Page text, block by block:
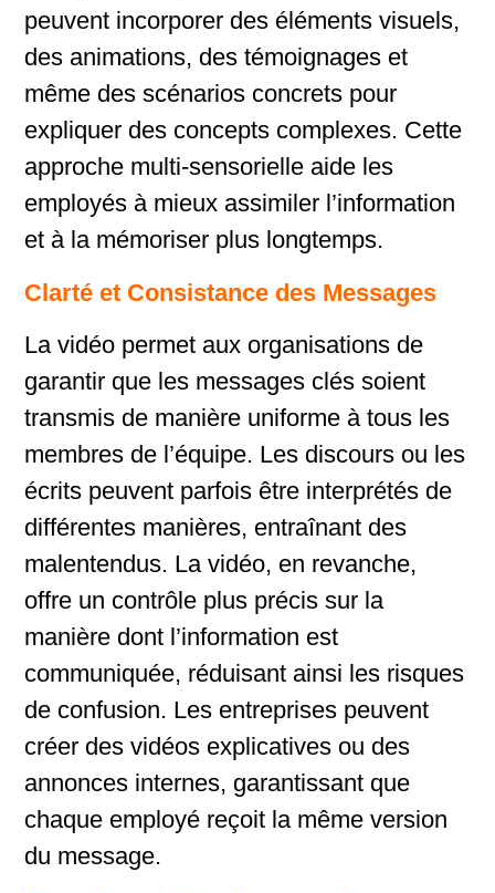
peuvent incorporer des éléments visuels,
des animations, des témoignages et
même des scénarios concrets pour
expliquer des concepts complexes. Cette
approche multi-sensorielle aide les
employés à mieux assimiler l’information
et à la mémoriser plus longtemps.
Clarté et Consistance des Messages
La vidéo permet aux organisations de
garantir que les messages clés soient
transmis de manière uniforme à tous les
membres de l’équipe. Les discours ou les
écrits peuvent parfois être interprétés de
différentes manières, entraînant des
malentendus. La vidéo, en revanche,
offre un contrôle plus précis sur la
manière dont l’information est
communiquée, réduisant ainsi les risques
de confusion. Les entreprises peuvent
créer des vidéos explicatives ou des
annonces internes, garantissant que
chaque employé reçoit la même version
du message.